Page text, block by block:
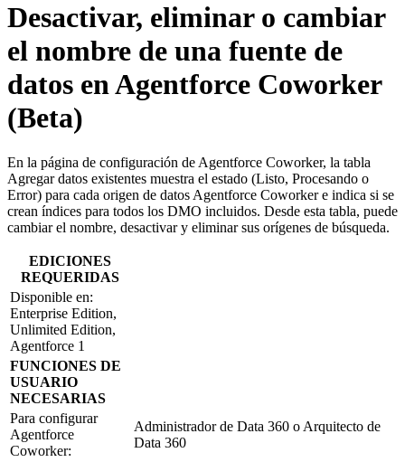
Desactivar, eliminar o cambiar
el nombre de una fuente de
datos en Agentforce Coworker
(Beta)
En la página de configuración de Agentforce Coworker, la tabla
Agregar datos existentes muestra el estado (Listo, Procesando o
Error) para cada origen de datos Agentforce Coworker e indica si se
crean índices para todos los DMO incluidos. Desde esta tabla, puede
cambiar el nombre, desactivar y eliminar sus orígenes de búsqueda.
EDICIONES
REQUERIDAS
Disponible en:
Enterprise Edition,
Unlimited Edition,
Agentforce 1
FUNCIONES DE
USUARIO
NECESARIAS
Para configurar
Agentforce
Coworker:
Administrador de Data 360 o Arquitecto de
Data 360